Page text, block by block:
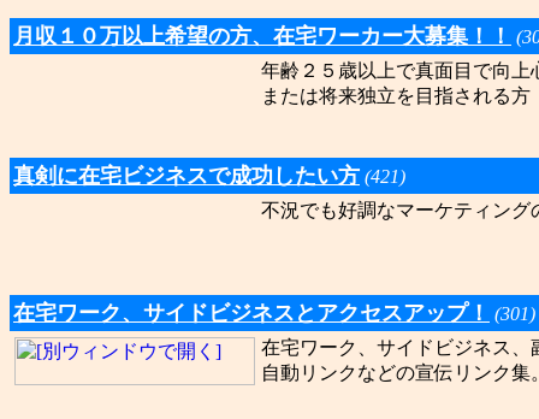
月収１０万以上希望の方、在宅ワーカー大募集！！
年齢２５歳以上で真面目で向
または将来独立を目指される
真剣に在宅ビジネスで成功したい方 (421)
不況でも好調なマーケティン
在宅ワーク、サイドビジネスとアクセスアップ！
(301)
在宅ワーク、サイドビジネス
自動リンクなどの宣伝リンク集